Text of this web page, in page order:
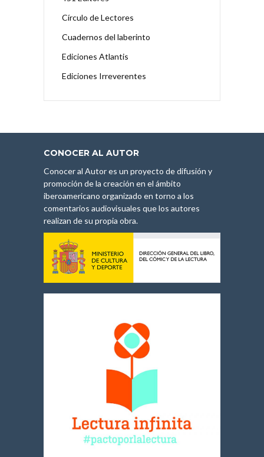
Círculo de Lectores
Cuadernos del laberinto
Ediciones Atlantis
Ediciones Irreverentes
CONOCER AL AUTOR
Conocer al Autor es un proyecto de difusión y
promoción de la creación en el ámbito
iberoamericano organizado en torno a los
comentarios audiovisuales que los autores
realizan de su propia obra.